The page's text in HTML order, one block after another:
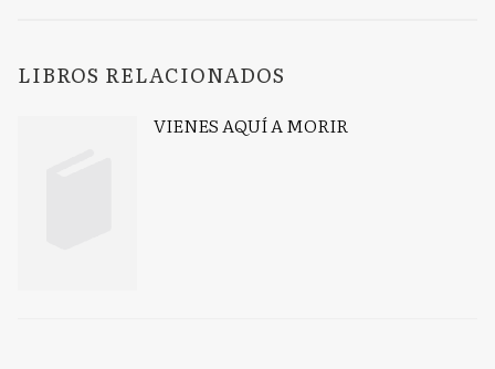
LIBROS RELACIONADOS
VIENES AQUÍ A MORIR